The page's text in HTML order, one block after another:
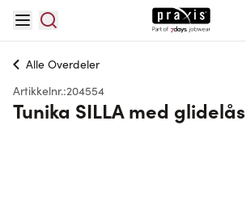
Alle Overdeler
Artikkelnr.:204554
Tunika SILLA med glidelås